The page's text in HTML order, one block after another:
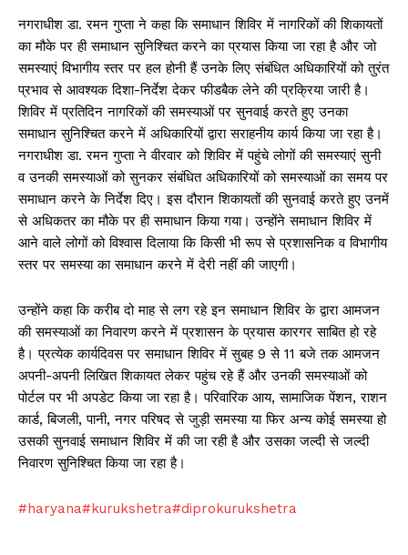
नगराधीश डा. रमन गुप्ता ने कहा कि समाधान शिविर में नागरिकों की शिकायतों
का मौके पर ही समाधान सुनिश्चित करने का प्रयास किया जा रहा है और जो
समस्याएं विभागीय स्तर पर हल होनी हैं उनके लिए संबंधित अधिकारियों को तुरंत
प्रभाव से आवश्यक दिशा-निर्देश देकर फीडबैक लेने की प्रक्रिया जारी है।
शिविर में प्रतिदिन नागरिकों की समस्याओं पर सुनवाई करते हुए उनका
समाधान सुनिश्चित करने में अधिकारियों द्वारा सराहनीय कार्य किया जा रहा है।
नगराधीश डा. रमन गुप्ता ने वीरवार को शिविर में पहुंचे लोगों की समस्याएं सुनी
व उनकी समस्याओं को सुनकर संबंधित अधिकारियों को समस्याओं का समय पर
समाधान करने के निर्देश दिए। इस दौरान शिकायतों की सुनवाई करते हुए उनमें
से अधिकतर का मौके पर ही समाधान किया गया। उन्होंने समाधान शिविर में
आने वाले लोगों को विश्वास दिलाया कि किसी भी रूप से प्रशासनिक व विभागीय
स्तर पर समस्या का समाधान करने में देरी नहीं की जाएगी।
उन्होंने कहा कि करीब दो माह से लग रहे इन समाधान शिविर के द्वारा आमजन
की समस्याओं का निवारण करने में प्रशासन के प्रयास कारगर साबित हो रहे
है। प्रत्येक कार्यदिवस पर समाधान शिविर में सुबह 9 से 11 बजे तक आमजन
अपनी-अपनी लिखित शिकायत लेकर पहुंच रहे हैं और उनकी समस्याओं को
पोर्टल पर भी अपडेट किया जा रहा है। परिवारिक आय, सामाजिक पेंशन, राशन
कार्ड, बिजली, पानी, नगर परिषद से जुड़ी समस्या या फिर अन्य कोई समस्या हो
उसकी सुनवाई समाधान शिविर में की जा रही है और उसका जल्दी से जल्दी
निवारण सुनिश्चित किया जा रहा है।
#haryana#kurukshetra#diprokurukshetra